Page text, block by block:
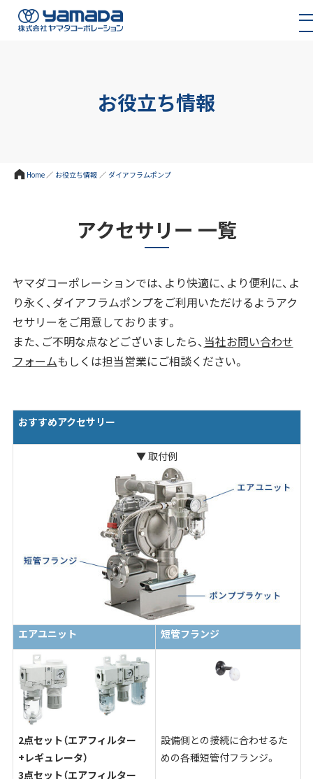
お役立ち情報
Home ／ お役立ち情報 ／ ダイアフラムポンプ
アクセサリー 一覧
ヤマダコーポレーションでは、より快適に、より便利に、よ
り永く、ダイアフラムポンプをご利用いただけるようアク
セサリーをご用意しております。
また、ご不明な点などございましたら、 当社お問い合わせ
フォームもしくは担当営業にご相談ください。
おすすめアクセサリー
▼ 取付例
エアユニット 短管フランジ
2点セット（エアフィルター
+レギュレータ）
3点セット（エアフィルター
設備側との接続に合わせるた
めの各種短管付フランジ。